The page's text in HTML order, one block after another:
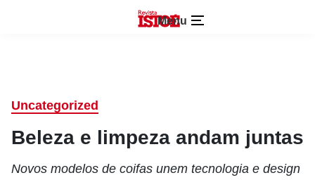
Menu
Uncategorized
Beleza e limpeza andam juntas
Novos modelos de coifas unem tecnologia e design